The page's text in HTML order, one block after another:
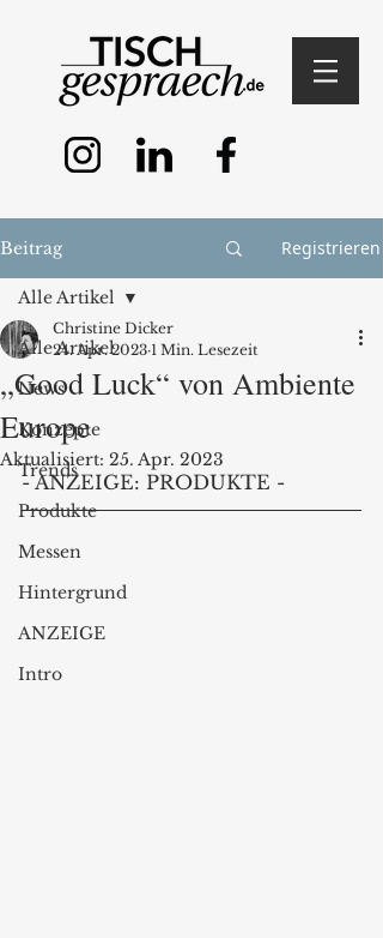
Beitrag Registrieren
Alle Artikel
News
Konzepte
Trends
Produkte
Messen
Hintergrund
ANZEIGE
Intro
Alle Artikel
„Good Luck“ von Ambiente
Europe
Christine Dicker
24. Apr. 2023 1 Min. Lesezeit
Aktualisiert: 25. Apr. 2023
- ANZEIGE: PRODUKTE -